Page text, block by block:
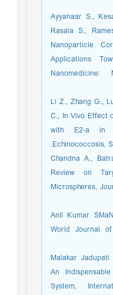
22. Ayyanaar S.,
Rasala S.,
Nanoparticle
Applications
23. Li Z., Zhang
C., In Vivo Effect
with E2-a in
Echinococcosis,
24. Chandna A.,
Review on
Microspheres,
25. Anil Kumar
World Journal
26. Malakar
An
System,